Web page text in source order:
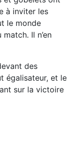
à inviter les
le monde
Il n’en
des
égalisateur, et le
sur la victoire